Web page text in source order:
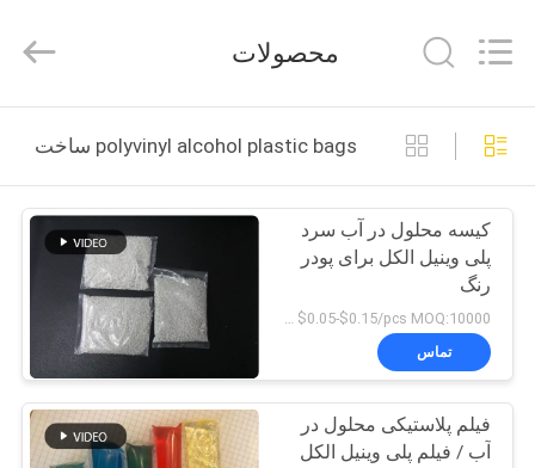
خونه
محصولات
درباره
تور
کارخانه
Materials
Rights
محصولات
polyvinyl alcohol plastic bags ساخت آنلاین
کیسه محلول در آب سرد
پلی وینیل الکل برای پودر
رنگ
US $0.05-$0.15/pcs MOQ:10000 عدد
تماس
فیلم پلاستیکی محلول در
آب / فیلم پلی وینیل الکل